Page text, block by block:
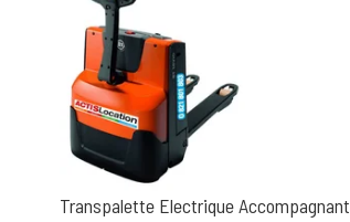
Transpalette Electrique Accompagnant